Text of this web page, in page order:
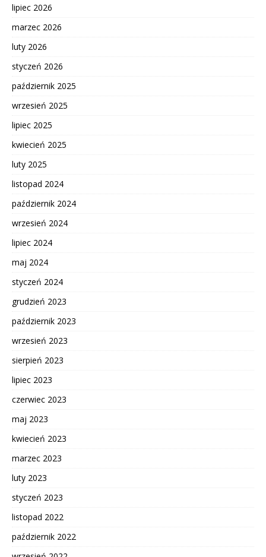
lipiec 2026
marzec 2026
luty 2026
styczeń 2026
październik 2025
wrzesień 2025
lipiec 2025
kwiecień 2025
luty 2025
listopad 2024
październik 2024
wrzesień 2024
lipiec 2024
maj 2024
styczeń 2024
grudzień 2023
październik 2023
wrzesień 2023
sierpień 2023
lipiec 2023
czerwiec 2023
maj 2023
kwiecień 2023
marzec 2023
luty 2023
styczeń 2023
listopad 2022
październik 2022